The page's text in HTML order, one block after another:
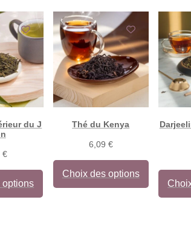
du J
€
options
Thé du Kenya
6,09 €
Choix des options